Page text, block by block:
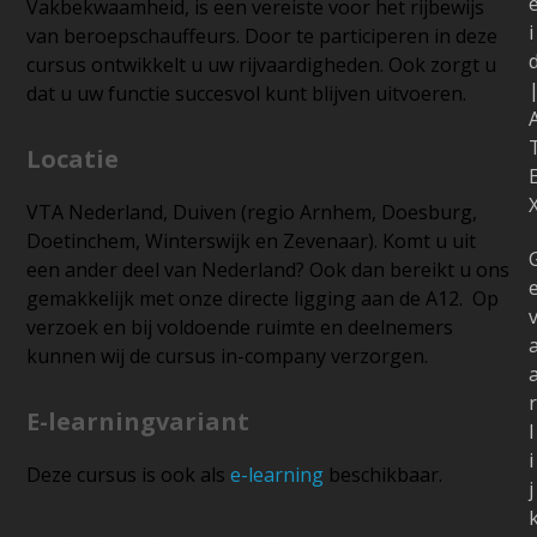
Vakbekwaamheid, is een vereiste voor het rijbewijs
van beroepschauffeurs. Door te participeren in deze
cursus ontwikkelt u uw rijvaardigheden. Ook zorgt u
dat u uw functie succesvol kunt blijven uitvoeren.
Locatie
VTA Nederland, Duiven (regio Arnhem, Doesburg,
Doetinchem, Winterswijk en Zevenaar). Komt u uit
een ander deel van Nederland? Ook dan bereikt u ons
gemakkelijk met onze directe ligging aan de A12. Op
verzoek en bij voldoende ruimte en deelnemers
kunnen wij de cursus in-company verzorgen.
E-learningvariant
Deze cursus is ook alse-learning beschikbaar.
i
v
r
l
i
j